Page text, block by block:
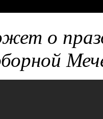
о